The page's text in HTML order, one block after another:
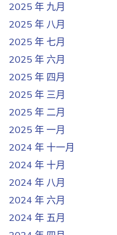
2025 年 九月
2025 年 八月
2025 年 七月
2025 年 六月
2025 年 四月
2025 年 三月
2025 年 二月
2025 年 一月
2024 年 十一月
2024 年 十月
2024 年 八月
2024 年 六月
2024 年 五月